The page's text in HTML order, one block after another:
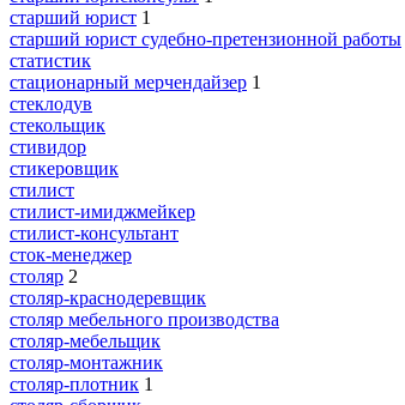
старший юрист 1
старший юрист судебно-претензионной работы
статистик
стационарный мерчендайзер 1
стеклодув
стекольщик
стивидор
стикеровщик
стилист
стилист-имиджмейкер
стилист-консультант
сток-менеджер
столяр 2
столяр-краснодеревщик
столяр мебельного производства
столяр-мебельщик
столяр-монтажник
столяр-плотник 1